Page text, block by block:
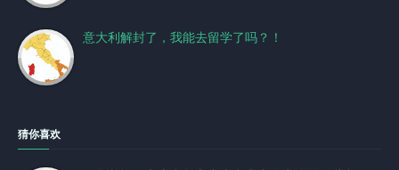
意大利解封了，我能去留学了吗？！
猜你喜欢